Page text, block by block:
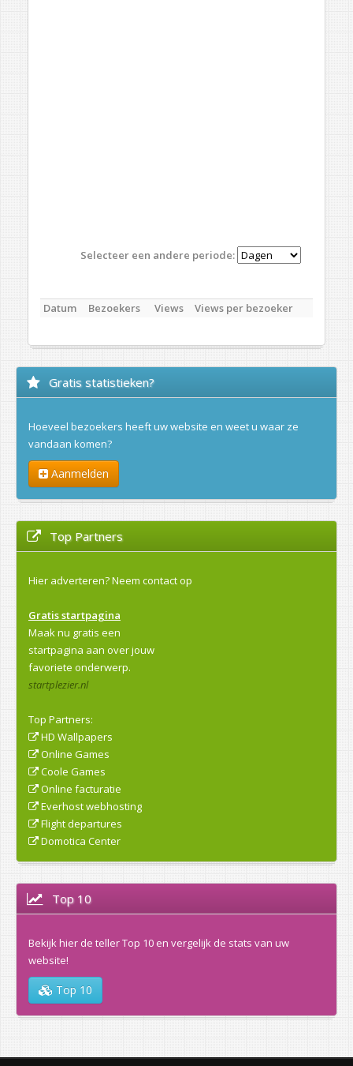
Selecteer een andere periode:
Datum Bezoekers Views Views per bezoeker
Gratis statistieken?
Hoeveel bezoekers heeft uw website en weet u waar ze
vandaan komen?
Aanmelden
Top Partners
Hier adverteren?Neem contact op
Gratis startpagina
Maak nu gratis een
startpagina aan over jouw
favoriete onderwerp.
startplezier.nl
Top Partners:
HD Wallpapers
Online Games
Coole Games
Online facturatie
Everhost webhosting
Flight departures
Domotica Center
Top 10
Bekijk hier de teller Top 10 en vergelijk de stats van uw
website!
Top 10